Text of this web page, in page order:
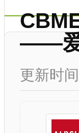
——爱
更新时